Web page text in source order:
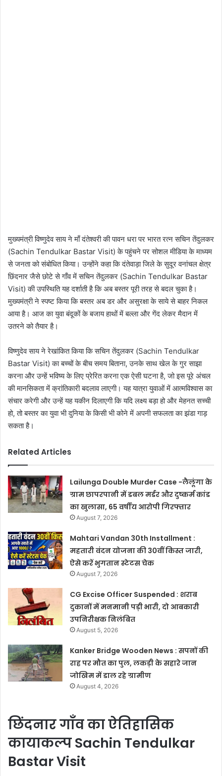
मुख्यमंत्री विष्णुदेव साय ने माँ दंतेश्वरी की पावन धरा पर भारत रत्न सचिन तेंदुलकर
(Sachin Tendulkar Bastar Visit) के पहुंचने पर सोशल मीडिया के माध्यम
से जनता को संबोधित किया। उन्होंने कहा कि दंतेवाड़ा जिले के सुदूर वनांचल क्षेत्र
छिंदनार जैसे छोटे से गाँव में सचिन तेंदुलकर (Sachin Tendulkar Bastar
Visit) की उपस्थिति यह दर्शाती है कि अब बस्तर पूरी तरह से बदल चुका है।
मुख्यमंत्री ने स्पष्ट किया कि बस्तर अब डर और असुरक्षा के साये से बाहर निकल
आया है। आज का युवा बंदूकों के बजाय हाथों में बल्ला और गेंद लेकर मैदान में
उतरने को तैयार है।
विष्णुदेव साय ने रेखांकित किया कि सचिन तेंदुलकर (Sachin Tendulkar
Bastar Visit) का बच्चों के बीच समय बिताना, उनके साथ खेल के गुर साझा
करना और उन्हें भविष्य के लिए प्रेरित करना एक ऐसी घटना है, जो इस पूरे अंचल
की मानसिकता में क्रांतिकारी बदलाव लाएगी। यह यात्रा युवाओं में आत्मविश्वास का
संचार करेगी और उन्हें यह यकीन दिलाएगी कि यदि लक्ष्य बड़ा हो और मेहनत सच्ची
हो, तो बस्तर का युवा भी दुनिया के किसी भी कोने में अपनी सफलता का झंडा गाड़
सकता है।
Related Articles
Lailunga Double Murder Case -लैलूंगा के
ग्राम छापरपानी में डबल मर्डर और दुष्कर्म कांड
का खुलासा, 65 वर्षीय आरोपी गिरफ्तार
August 7, 2026
Mahtari Vandan 30th Installment :
महतारी वंदन योजना की 30वीं किस्त जारी,
ऐसे करें भुगतान स्टेटस चेक
August 7, 2026
CG Excise Officer Suspended : शराब
दुकानों में मनमानी पड़ी भारी, दो आबकारी
उपनिरीक्षक निलंबित
August 5, 2026
Kanker Bridge Wooden News : सपनों की
राह पर मौत का पुल, लकड़ी के सहारे जान
जोखिम में डाल रहे ग्रामीण
August 4, 2026
छिंदनार गाँव का ऐतिहासिक
कायाकल्प Sachin Tendulkar
Bastar Visit